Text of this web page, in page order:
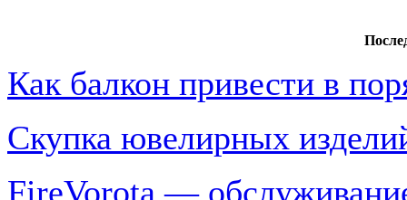
Как балкон привести в
Скупка ювелирных
FireVorota —